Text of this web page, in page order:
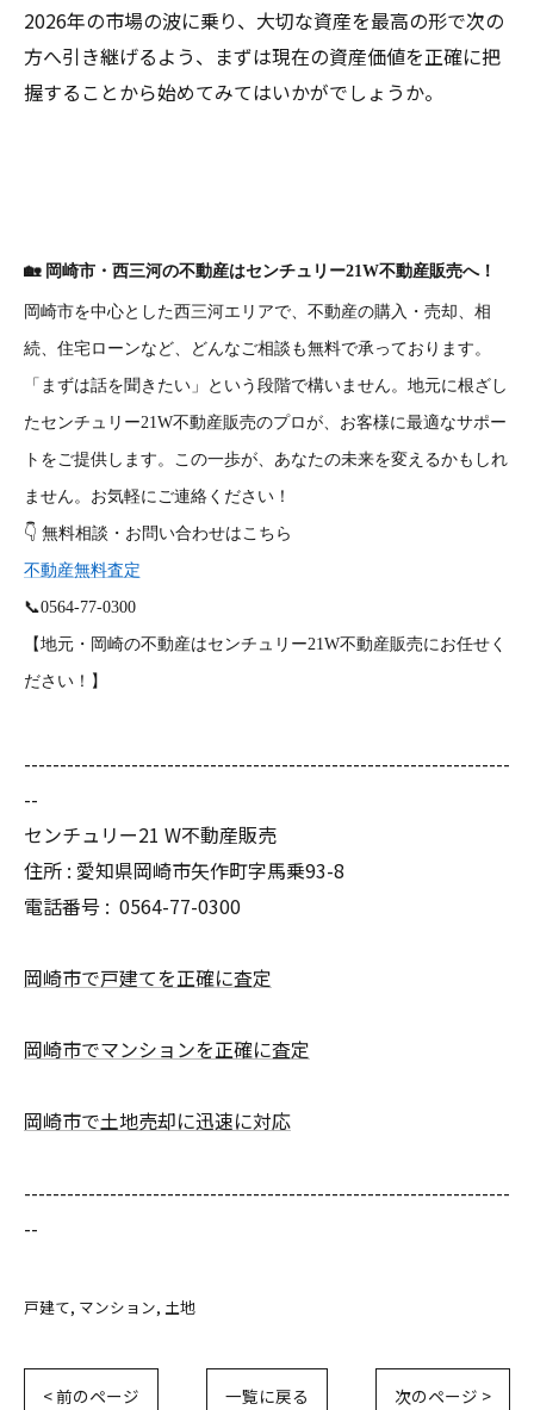
2026年の市場の波に乗り、大切な資産を最高の形で次の
方へ引き継げるよう、まずは現在の資産価値を正確に把
握することから始めてみてはいかがでしょうか。
🏡 岡崎市・西三河の不動産はセンチュリー21W不動産販売へ！
岡崎市を中心とした西三河エリアで、不動産の購入・売却、相
続、住宅ローンなど、どんなご相談も無料で承っております。
「まずは話を聞きたい」という段階で構いません。地元に根ざし
たセンチュリー21W不動産販売のプロが、お客様に最適なサポー
トをご提供します。この一歩が、あなたの未来を変えるかもしれ
ません。お気軽にご連絡ください！
👇 無料相談・お問い合わせはこちら
不動産無料査定
📞0564-77-0300
【地元・岡崎の不動産はセンチュリー21W不動産販売にお任せく
ださい！】
--------------------------------------------------------------------
--
センチュリー21 W不動産販売
住所 : 愛知県岡崎市矢作町字馬乗93-8
電話番号 : 0564-77-0300
岡崎市で戸建てを正確に査定
岡崎市でマンションを正確に査定
岡崎市で土地売却に迅速に対応
--------------------------------------------------------------------
--
戸建て マンション 土地
< 前のページ 一覧に戻る 次のページ >